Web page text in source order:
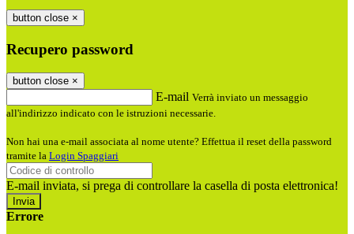
button close ×
Recupero password
button close ×
E-mail Verrà inviato un messaggio
all'indirizzo indicato con le istruzioni necessarie.
Non hai una e-mail associata al nome utente? Effettua il reset della password
tramite la Login Spaggiari
E-mail inviata, si prega di controllare la casella di posta elettronica!
Errore